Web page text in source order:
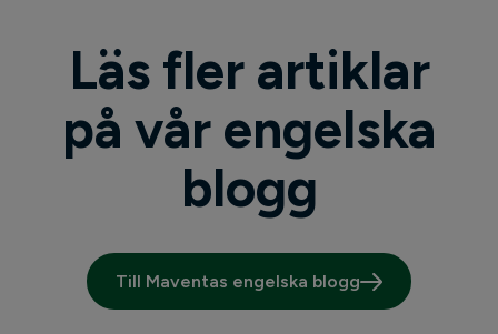
Läs fler artiklar
på vår engelska
blogg
Till Maventas engelska blogg